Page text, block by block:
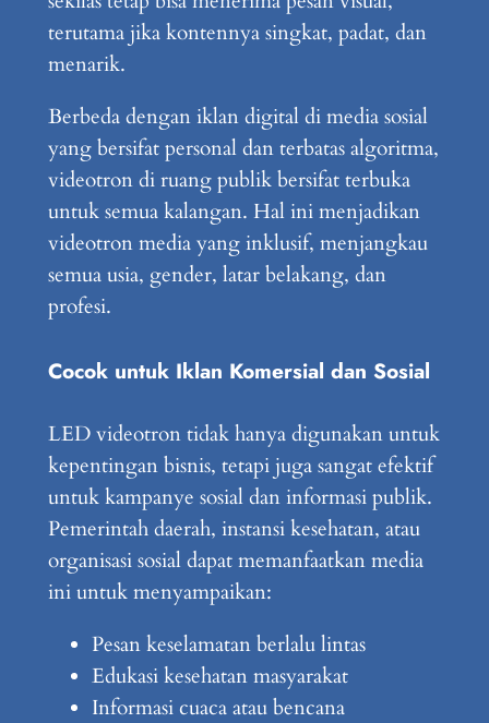
terutama jika kontennya singkat, padat, dan
menarik.
Berbeda dengan iklan digital di media sosial
yang bersifat personal dan terbatas algoritma,
videotron di ruang publik bersifat terbuka
untuk semua kalangan. Hal ini menjadikan
videotron media yang inklusif, menjangkau
semua usia, gender, latar belakang, dan
profesi.
Cocok untuk Iklan Komersial dan Sosial
LED videotron tidak hanya digunakan untuk
kepentingan bisnis, tetapi juga sangat efektif
untuk kampanye sosial dan informasi publik.
Pemerintah daerah, instansi kesehatan, atau
organisasi sosial dapat memanfaatkan media
ini untuk menyampaikan:
Pesan keselamatan berlalu lintas
Edukasi kesehatan masyarakat
Informasi cuaca atau bencana